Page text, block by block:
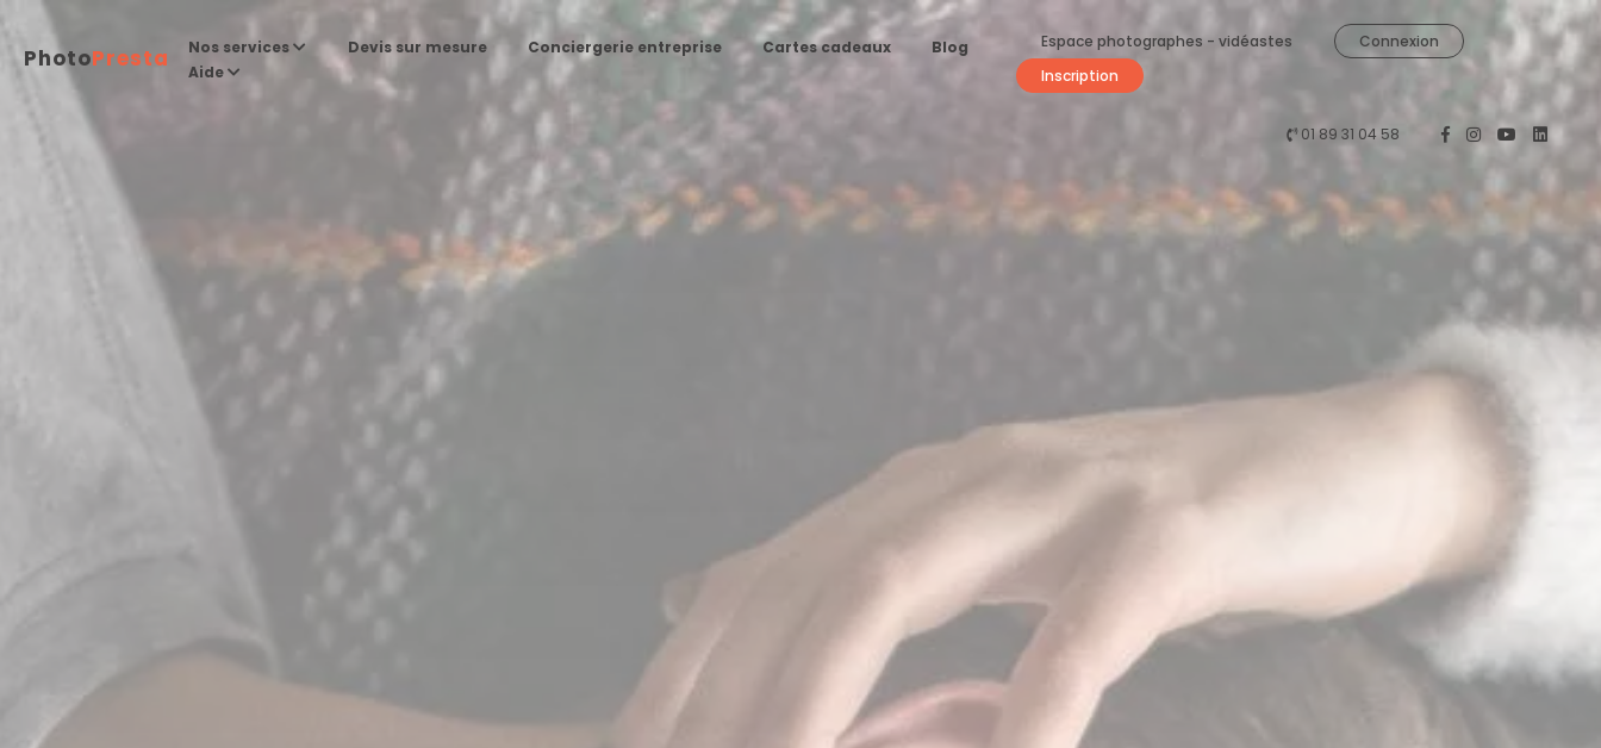
PhotoPresta Nos services Devis sur mesure Conciergerie entreprise Cartes cadeaux
Blog
Aide
Espace photographes - vidéastes
Connexion
Inscription
01 89 31 04 58